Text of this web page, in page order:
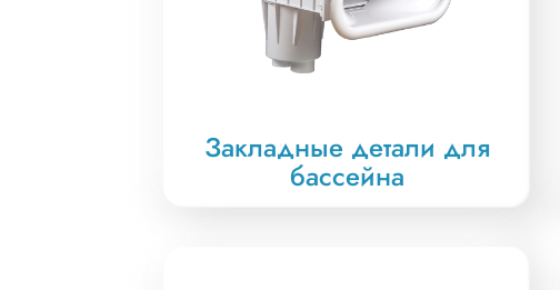
Закладные детали для
бассейна